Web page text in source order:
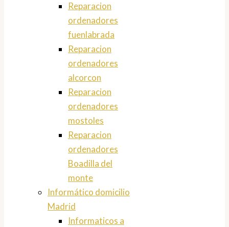
Reparacion
ordenadores
fuenlabrada
Reparacion
ordenadores
alcorcon
Reparacion
ordenadores
mostoles
Reparacion
ordenadores
Boadilla del
monte
Informático domicilio
Madrid
Informaticos a